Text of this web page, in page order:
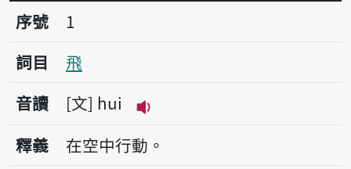
序號1飛
序號
1
詞目
飛
音讀
文 hui
播放音讀hui
釋義 在空中行動。